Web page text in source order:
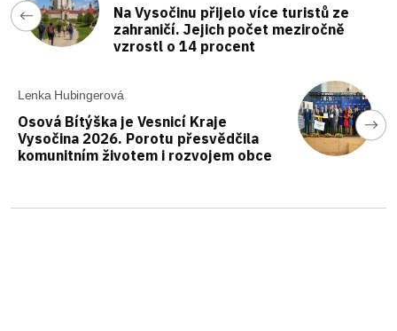
Na Vysočinu přijelo více turistů ze
zahraničí. Jejich počet meziročně
vzrostl o 14 procent
Lenka Hubingerová
Osová Bítýška je Vesnicí Kraje
Vysočina 2026. Porotu přesvědčila
komunitním životem i rozvojem obce